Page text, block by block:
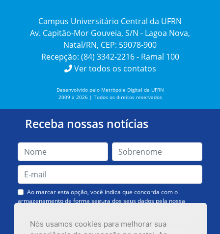
Nós usamos cookies para melhorar sua
Campus Universitário Central da UFRN
Av. Capitão-Mor Gouveia, S/N - Lagoa Nova,
Natal/RN, CEP: 59078-900
Recepção: (84) 3342-2216 - Ramal 100
Ver todos os contatos
Desenvolvido pelo Metrópole Digital da UFRN
2009 a 2026 | Todos os direitos reservados
Receba nossas notícias
Ao marcar esta opção, você indica que concorda com o
armazenamento de forma segura dos seus dados pela nossa